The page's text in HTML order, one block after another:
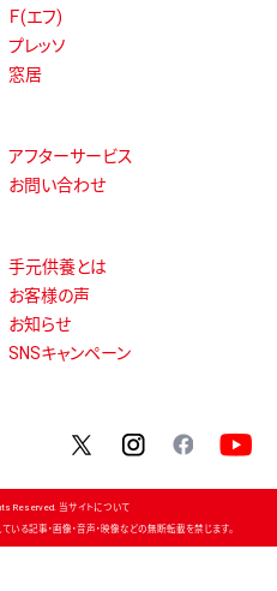
Ｆ(エフ)
プレッソ
窓居
アフターサービス
お問い合わせ
手元供養とは
お客様の声
お知らせ
SNSキャンペーン
twitterinstagram
Reserved. 当サイトについて
る記事・画像・音声・映像などの無断転載を禁じます。